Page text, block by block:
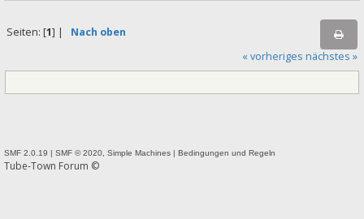
Seiten: [1] | Nach oben
« vorheriges nächstes »
SMF 2.0.19 | SMF © 2020 Simple Machines | Bedingungen und Regeln
Tube-Town Forum ©